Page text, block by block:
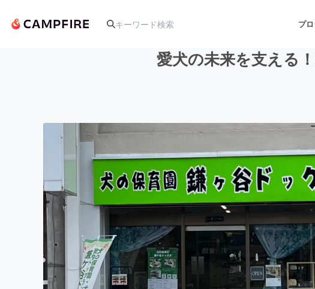
プ
音楽
テクノロジー・ガジェット ゲーム・
書籍・
ビジネス・起業 チャレ
まちづくり・地域活性化
愛犬の未来を支える